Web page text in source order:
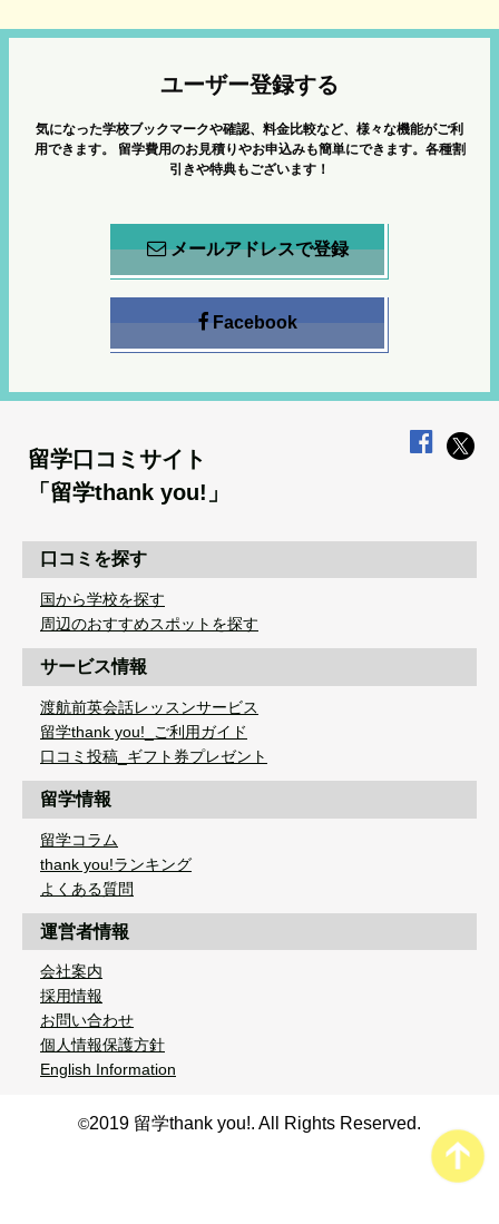
ユーザー登録する
気になった学校ブックマークや確認、料金比較など、様々な機能がご利
用できます。
留学費用のお見積りやお申込みも簡単にできます。各種割
引きや特典もございます！
メールアドレスで登録
Facebook
留学口コミサイト
「留学thank you!」
口コミを探す
国から学校を探す
周辺のおすすめスポットを探す
サービス情報
渡航前英会話レッスンサービス
留学thank you!_ご利用ガイド
口コミ投稿_ギフト券プレゼント
留学情報
留学コラム
thank you!ランキング
よくある質問
運営者情報
会社案内
採用情報
お問い合わせ
個人情報保護方針
English Information
©2019 留学thank you!. All Rights Reserved.